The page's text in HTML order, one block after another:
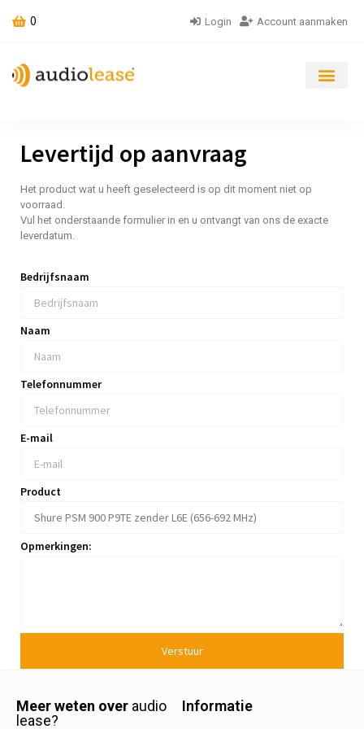
0 Login Account aanmaken
Levertijd op aanvraag
Het product wat u heeft geselecteerd is op dit moment niet op
voorraad.
Vul het onderstaande formulier in en u ontvangt van ons de exacte
leverdatum.
Bedrijfsnaam
Naam
Telefonnummer
E-mail
Product
Opmerkingen:
Verstuur
Meer weten over audio
lease?
Informatie